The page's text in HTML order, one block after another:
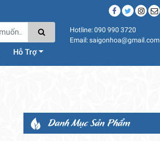
Hỗ Trợ
Hotline: 090 990 3720
Email: saigonhoa@gmail.com
Danh Mục Sản Phẩm